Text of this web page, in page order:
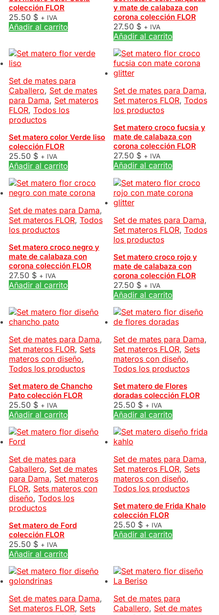
colección FLOR
25.50 $ + IVA
Añadir al carrito
y mate de calabaza con
corona colección FLOR
27.50 $ + IVA
Añadir al carrito
Set de mates para
Caballero, Set de mates
para Dama, Set materos
FLOR, Todos los
productos
Set matero color Verde liso
colección FLOR
25.50 $ + IVA
Añadir al carrito
Set de mates para Dama,
Set materos FLOR, Todos
los productos
Set matero croco fucsia y
mate de calabaza con
corona colección FLOR
27.50 $ + IVA
Añadir al carrito
Set de mates para Dama,
Set materos FLOR, Todos
los productos
Set matero croco negro y
mate de calabaza con
corona colección FLOR
27.50 $ + IVA
Añadir al carrito
Set de mates para Dama,
Set materos FLOR, Todos
los productos
Set matero croco rojo y
mate de calabaza con
corona colección FLOR
27.50 $ + IVA
Añadir al carrito
Set de mates para Dama,
Set materos FLOR, Sets
materos con diseño,
Todos los productos
Set matero de Chancho
Pato colección FLOR
25.50 $ + IVA
Añadir al carrito
Set de mates para Dama,
Set materos FLOR, Sets
materos con diseño,
Todos los productos
Set matero de Flores
doradas colección FLOR
25.50 $ + IVA
Añadir al carrito
Set de mates para
Caballero, Set de mates
para Dama, Set materos
FLOR, Sets materos con
diseño, Todos los
productos
Set matero de Ford
colección FLOR
25.50 $ + IVA
Añadir al carrito
Set de mates para Dama,
Set materos FLOR, Sets
materos con diseño,
Todos los productos
Set matero de Frida Khalo
colección FLOR
25.50 $ + IVA
Añadir al carrito
Set de mates para Dama,
Set materos FLOR, Sets
Set de mates para
Caballero, Set de mates